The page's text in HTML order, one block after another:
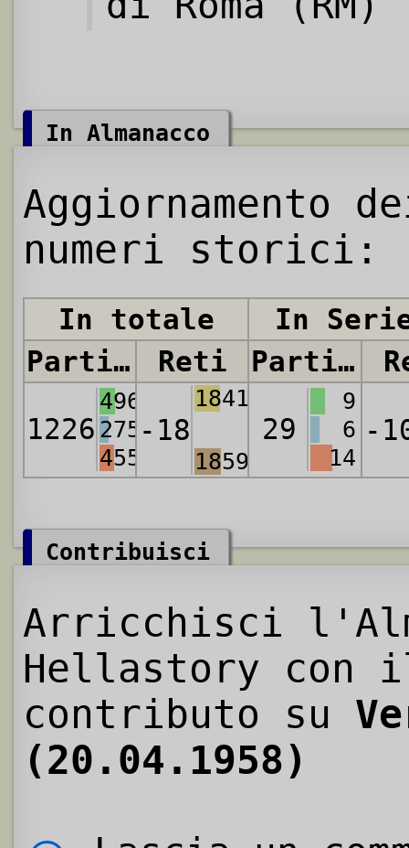
In Almanacco
Aggiornamento
numeri storici:
In totale
In
Partite
Reti Partite
1226
496
275
455
-18
1841
1859
29
9
6
14
-
Contribuisci
Arricchisci
Hellastory con
contributo su
(20.04.1958)